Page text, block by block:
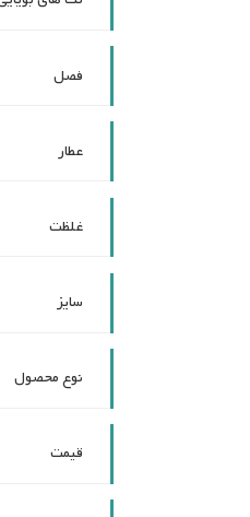
فصل
عطار
غلظت
سایز
نوع محصول
قیمت